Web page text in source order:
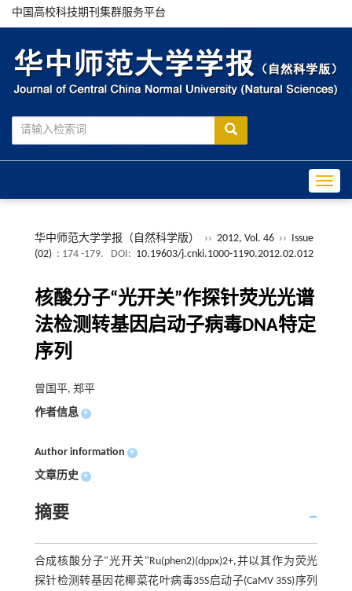
中国高校科技期刊集群服务平台
华中师范大学学报（自然科学版） ›› 2012, Vol. 46 ››
Issue
(02) : 174 -179. DOI: 10.19603/j.cnki.1000-1190.2012.02.012
核酸分子“光开关”作探针荧光光谱
法检测转基因启动子病毒DNA特定
序列
曾国平, 郑平
作者信息 +
Author information +
文章历史 +
摘要
合成核酸分子"光开关"Ru(phen2)(dppx)2+,并以其作为荧光
探针检测转基因花椰菜花叶病毒35S启动子(CaMV 35S)序列